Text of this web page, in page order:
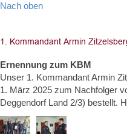
Nach oben
Ernennung zum KBM
Unser 1. Kommandant Armin
1. März 2025 zum Nachfolger
Deggendorf Land 2/3) bestellt.